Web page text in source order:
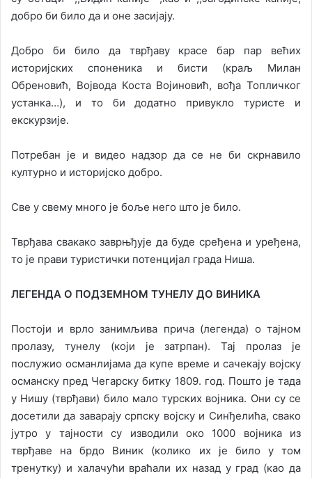
добро би било да и оне засијају.
Добро би било да тврђаву красе бар пар већих
историјских споненика и бисти (краљ Милан
Обреновић, Војвода Коста Војиновић, вођа Топличког
устанка…), и то би додатно привукло туристе и
екскурзије.
Потребан је и видео надзор да се не би скрнавило
културно и историјско добро.
Све у свему много је боље него што је било.
Тврђава свакако заврњђује да буде сређена и уређена,
то је прави туристички потенцијал града Ниша.
ЛЕГЕНДА О ПОДЗЕМНОМ ТУНЕЛУ ДО ВИНИКА
Постоји и врло занимљива прича (легенда) о тајном
пролазу, тунелу (који је затрпан). Тај пролаз је
послужио османлијама да купе време и сачекају војску
османску пред Чегарску битку 1809. год. Пошто је тада
у Нишу (тврђави) било мало турских војника. Они су се
досетили да заварају српску војску и Синђелића, свако
јутро у тајности су изводили око 1000 војника из
тврђаве на брдо Виник (колико их је било у том
тренутку) и халачући враћали их назад у град (као да